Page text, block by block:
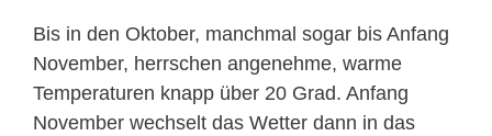
Bis in den Oktober, manchmal sogar bis Anfang
November, herrschen angenehme, warme
Temperaturen knapp über 20 Grad. Anfang
November wechselt das Wetter dann in das